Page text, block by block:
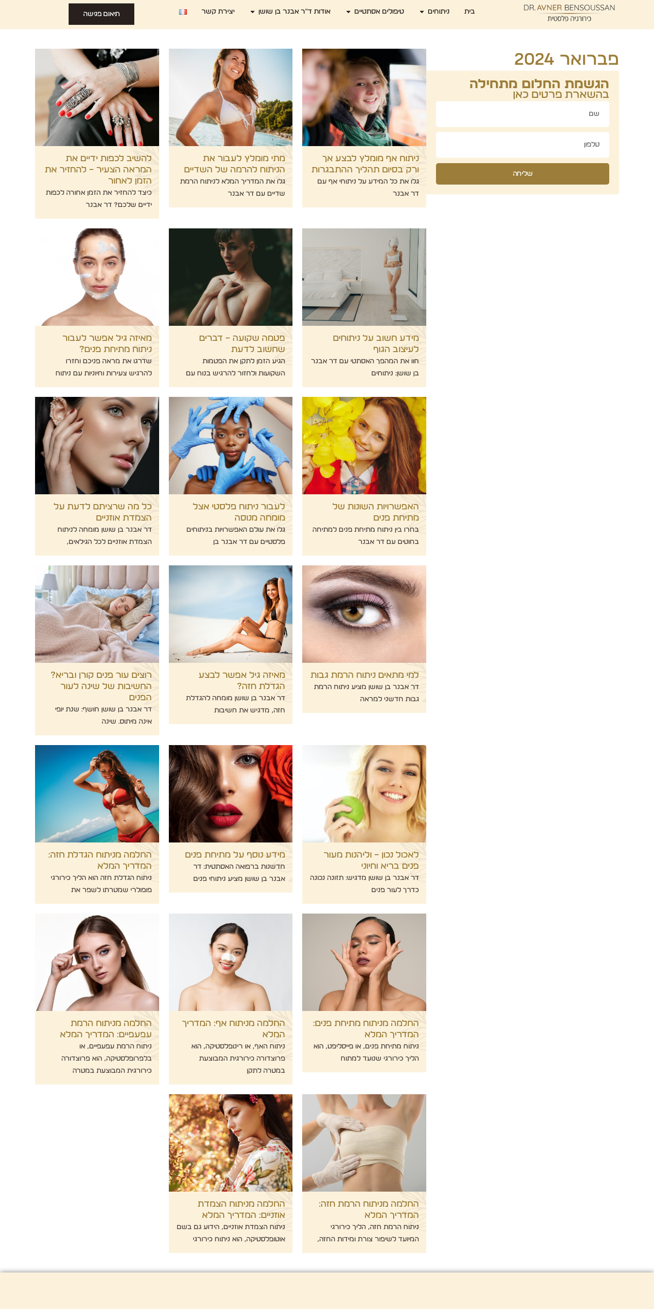
תיאום פגישה בית ניתוחים טיפולים אסתטיים אודות ד"ר אבנר בן שושן יצירת קשר
פברואר 2024
הגשמת החלום מתחילה
בהשארת פרטים כאן
שליחה
ניתוח אף מומלץ לבצע אך
ורק בסיום תהליך ההתבגרות
גלו את כל המידע על ניתוחי אף עם
דר אבנר
מתי מומלץ לעבור את
הניתוח להרמה של השדיים
גלו את המדריך המלא לניתוח הרמת
שדיים עם דר אבנר
להשיב לכפות ידיים את
המראה הצעיר – להחזיר את
הזמן לאחור
כיצד להחזיר את הזמן אחורה לכפות
ידיים שלכם? דר אבנר
מידע חשוב על ניתוחים
לעיצוב הגוף
חוו את המהפך האסתטי עם דר אבנר
בן שושן: ניתוחים
פטמה שקועה – דברים
שחשוב לדעת
הגיע הזמן לתקן את הפטמות
השקועות ולחזור להרגיש בנוח עם
מאיזה גיל אפשר לעבור
ניתוח מתיחת פנים?
שדרגו את מראה פניכם וחזרו
להרגיש צעירות וחיוניות עם ניתוח
האפשרויות השונות של
מתיחת פנים
בחרו בין ניתוח מתיחת פנים למתיחה
בחוטים עם דר אבנר
לעבור ניתוח פלסטי אצל
מומחה מנוסה
גלו את עולם האפשרויות בניתוחים
פלסטיים עם דר אבנר בן
כל מה שרציתם לדעת על
הצמדת אוזניים
דר אבנר בן שושן מומחה לניתוח
הצמדת אוזניים לכל הגילאים,
למי מתאים ניתוח הרמת גבות
דר אבנר בן שושן מציע ניתוח הרמת
גבות חדשני למראה
מאיזה גיל אפשר לבצע
הגדלת חזה?
דר אבנר בן שושן מומחה להגדלת
חזה, מדגיש את חשיבות
רוצים עור פנים קורן ובריא?
החשיבות של שינה לעור
הפנים
דר אבנר בן שושן חושף: שנת יופי
אינה מיתוס. שינה
לאכול נכון – וליהנות מעור
פנים בריא וחיוני
דר אבנר בן שושן מדגיש: תזונה נכונה
כדרך לעור פנים
מידע נוסף על מתיחת פנים
חדשנות ברפואה האסתטית: דר
אבנר בן שושן מציע ניתוחי פנים
החלמה מניתוח הגדלת חזה:
המדריך המלא
ניתוח הגדלת חזה הוא הליך כירורגי
פופולרי שמטרתו לשפר את
החלמה מניתוח מתיחת פנים:
המדריך המלא
ניתוח מתיחת פנים, או פייסליפט, הוא
הליך כירורגי שנועד למתוח
החלמה מניתוח אף: המדריך
המלא
ניתוח האף, או רינופלסטיקה, הוא
פרוצדורה כירורגית המבוצעת
במטרה לתקן
החלמה מניתוח הרמת
עפעפיים: המדריך המלא
ניתוח הרמת עפעפיים, או
בלפרופלסטיקה, הוא פרוצדורה
כירורגית המבוצעת במטרה
החלמה מניתוח הרמת חזה:
המדריך המלא
ניתוח הרמת חזה, הליך כירורגי
המיועד לשיפור צורת ומידות החזה,
החלמה מניתוח הצמדת
אוזניים: המדריך המלא
ניתוח הצמדת אוזניים, הידוע גם בשם
אוטופלסטיקה, הוא ניתוח כירורגי